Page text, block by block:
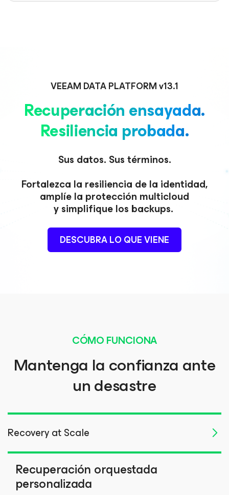
VEEAM DATA PLATFORM v13.1
Recuperación ensayada.
Resiliencia probada.
Sus datos. Sus términos.
Fortalezca la resiliencia de la identidad,
amplíe la protección multicloud
y simplifique los backups.
DESCUBRA LO QUE VIENE
CÓMO FUNCIONA
Mantenga la confianza ante
un desastre
Recovery at Scale
Recuperación orquestada
personalizada